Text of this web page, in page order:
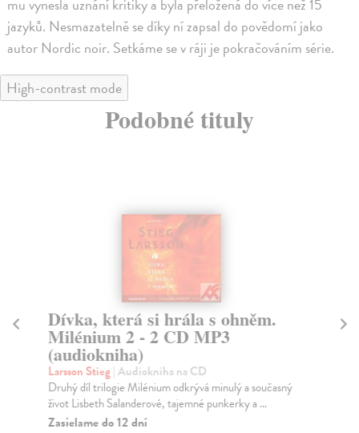
mu vynesla uznání kritiky a byla přeložená do více než 15
jazyků. Nesmazatelně se díky ní zapsal do povědomí jako
autor Nordic noir. Setkáme se v ráji je pokračováním série.
High-contrast mode
Podobné tituly
Dívka, která si hrála s ohněm.
Milénium 2 - 2 CD MP3
(audiokniha)
Larsson Stieg| Audiokniha na CD
Druhý díl trilogie Milénium odkrývá minulý a současný
život Lisbeth Salanderové, tajemné punkerky a ...
Zasielame do 12 dní